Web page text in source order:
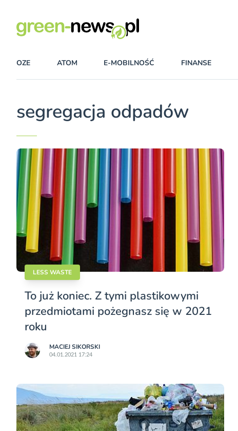
OZE ATOM E-MOBILNOŚĆ FINANSE
segregacja odpadów
LESS WASTE
To już koniec. Z tymi plastikowymi
przedmiotami pożegnasz się w 2021
roku
MACIEJ SIKORSKI
04.01.2021 17:24